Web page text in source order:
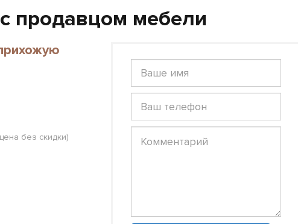
продавцом мебели
без скидки)